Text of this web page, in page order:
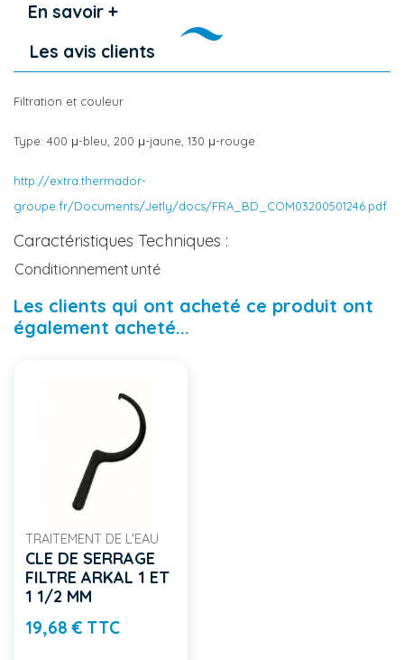
En savoir +
Les avis clients
Filtration et couleur
Type: 400 μ-bleu, 200 μ-jaune, 130 μ-rouge
http://extra.thermador-
groupe.fr/Documents/Jetly/docs/FRA_BD_COM03200501246.pdf
Caractéristiques Techniques :
Conditionnement unté
Les clients qui ont acheté ce produit ont
également acheté...
TRAITEMENT DE L'EAU
CLE DE SERRAGE
FILTRE ARKAL 1 ET
1 1/2 MM
19,68 € TTCPrix